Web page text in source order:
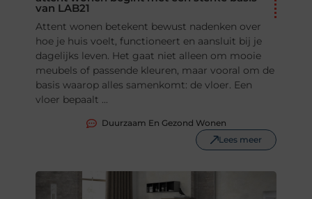
van LAB21
Attent wonen betekent bewust nadenken over
hoe je huis voelt, functioneert en aansluit bij je
dagelijks leven. Het gaat niet alleen om mooie
meubels of passende kleuren, maar vooral om de
basis waarop alles samenkomt: de vloer. Een
vloer bepaalt ...
Duurzaam En Gezond Wonen
Lees meer